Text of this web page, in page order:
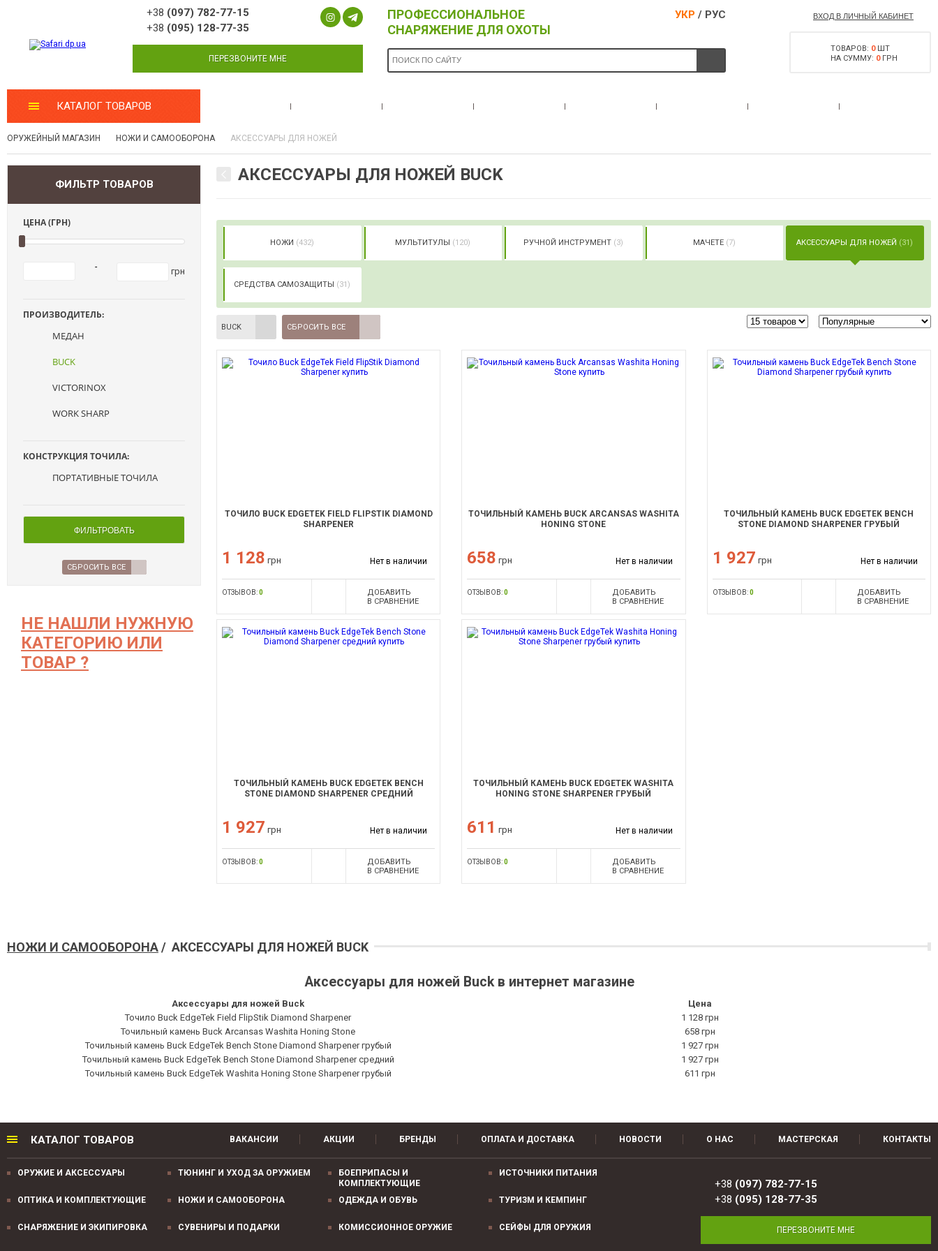
+38 (097) 782-77-15
+38 (095) 128-77-35
ПЕРЕЗВОНИТЕ МНЕ
ПРОФЕССИОНАЛЬНОЕ
СНАРЯЖЕНИЕ ДЛЯ ОХОТЫ
УКР / РУС ВХОД В ЛИЧНЫЙ КАБИНЕТ
ТОВАРОВ: 0ШТ
НА СУММУ: 0ГРН
КАТАЛОГ ТОВАРОВ
ОРУЖЕЙНЫЙ МАГАЗИН НОЖИ И САМООБОРОНА АКСЕССУАРЫ ДЛЯ НОЖЕЙ
ФИЛЬТР ТОВАРОВ
ЦЕНА (ГРН)
- грн
ПРОИЗВОДИТЕЛЬ:
МЕДАН
BUCK
VICTORINOX
WORK SHARP
КОНСТРУКЦИЯ ТОЧИЛА:
ПОРТАТИВНЫЕ ТОЧИЛА
ФИЛЬТРОВАТЬ
СБРОСИТЬ ВСЕ
НЕ НАШЛИ НУЖНУЮ
КАТЕГОРИЮ ИЛИ
ТОВАР ?
АКСЕССУАРЫ ДЛЯ НОЖЕЙ BUCK
НОЖИ (432) МУЛЬТИТУЛЫ (120) РУЧНОЙ ИНСТРУМЕНТ (3) МАЧЕТЕ (7) АКСЕССУАРЫ ДЛЯ НОЖЕЙ (31)
СРЕДСТВА САМОЗАЩИТЫ (31)
BUCK СБРОСИТЬ ВСЕ
ТОЧИЛО BUCK EDGETEK FIELD FLIPSTIK DIAMOND
SHARPENER
1 128 грн Нет в наличии
ОТЗЫВОВ:0
ДОБАВИТЬ
В СРАВНЕНИЕ
ТОЧИЛЬНЫЙ КАМЕНЬ BUCK ARCANSAS WASHITA
HONING STONE
658 грн Нет в наличии
ОТЗЫВОВ:0
ДОБАВИТЬ
В СРАВНЕНИЕ
ТОЧИЛЬНЫЙ КАМЕНЬ BUCK EDGETEK BENCH
STONE DIAMOND SHARPENER ГРУБЫЙ
1 927 грн Нет в наличии
ОТЗЫВОВ:0
ДОБАВИТЬ
В СРАВНЕНИЕ
ТОЧИЛЬНЫЙ КАМЕНЬ BUCK EDGETEK BENCH
STONE DIAMOND SHARPENER СРЕДНИЙ
1 927 грн Нет в наличии
ОТЗЫВОВ:0
ДОБАВИТЬ
В СРАВНЕНИЕ
ТОЧИЛЬНЫЙ КАМЕНЬ BUCK EDGETEK WASHITA
HONING STONE SHARPENER ГРУБЫЙ
611 грн Нет в наличии
ОТЗЫВОВ:0
ДОБАВИТЬ
В СРАВНЕНИЕ
НОЖИ И САМООБОРОНА/ АКСЕССУАРЫ ДЛЯ НОЖЕЙ BUCK
Аксессуары для ножей Buck в интернет магазине
Аксессуары для ножей Buck
Цена
Точило Buck EdgeTek Field FlipStik Diamond Sharpener
1 128 грн
Точильный камень Buck Arcansas Washita Honing Stone
658 грн
Точильный камень Buck EdgeTek Bench Stone Diamond Sharpener грубый
1 927 грн
Точильный камень Buck EdgeTek Bench Stone Diamond Sharpener средний
1 927 грн
Точильный камень Buck EdgeTek Washita Honing Stone Sharpener грубый
611 грн
КАТАЛОГ ТОВАРОВ ВАКАНСИИ АКЦИИ БРЕНДЫ ОПЛАТА И ДОСТАВКА НОВОСТИ О НАС МАСТЕРСКАЯ КОНТАКТЫ
+38 (097) 782-77-15
+38 (095) 128-77-35
ПЕРЕЗВОНИТЕ МНЕ
ОРУЖИЕ И АКСЕССУАРЫ ТЮНИНГ И УХОД ЗА ОРУЖИЕМ
БОЕПРИПАСЫ И
КОМПЛЕКТУЮЩИЕ
ИСТОЧНИКИ ПИТАНИЯ
ОПТИКА И КОМПЛЕКТУЮЩИЕ НОЖИ И САМООБОРОНА ОДЕЖДА И ОБУВЬ ТУРИЗМ И КЕМПИНГ
СНАРЯЖЕНИЕ И ЭКИПИРОВКА СУВЕНИРЫ И ПОДАРКИ КОМИССИОННОЕ ОРУЖИЕ СЕЙФЫ ДЛЯ ОРУЖИЯ